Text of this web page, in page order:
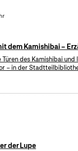
dem Kamishibai –
des Kamishibai und
– in der
der Lupe